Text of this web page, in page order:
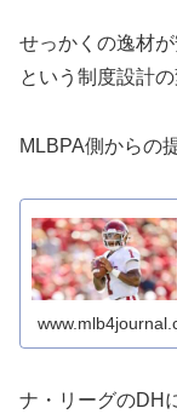
せっかくの逸材
という制度設計
MLBPA側からの
ナ・リーグのDH